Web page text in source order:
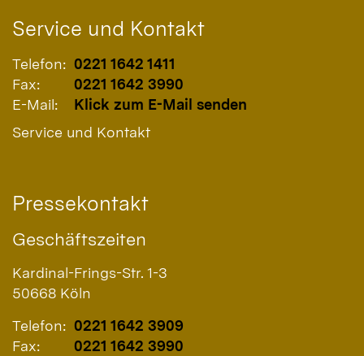
Service und Kontakt
Telefon: 0221 1642 1411
Fax:
0221 1642 3990
E-Mail:
Klick zum E-Mail senden
Service und Kontakt
Pressekontakt
Geschäftszeiten
Kardinal-Frings-Str. 1-3
50668 Köln
Telefon: 0221 1642 3909
Fax:
0221 1642 3990